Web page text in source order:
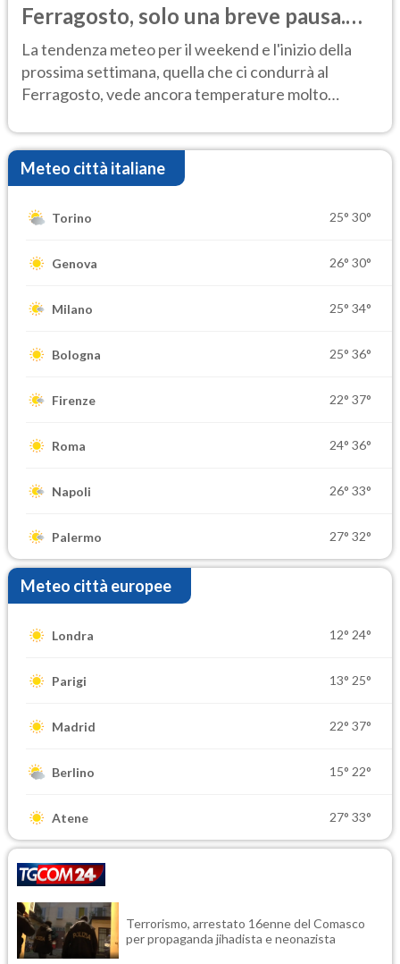
Ferragosto, solo una breve pausa.
Ecco dove
La tendenza meteo per il weekend e l'inizio della
prossima settimana, quella che ci condurrà al
Ferragosto, vede ancora temperature molto
Meteo città italiane
Torino 25° 30°
Genova 26° 30°
Milano 25° 34°
Bologna 25° 36°
Firenze 22° 37°
Roma 24° 36°
Napoli 26° 33°
Palermo 27° 32°
Meteo città europee
Londra 12° 24°
Parigi 13° 25°
Madrid 22° 37°
Berlino 15° 22°
Atene 27° 33°
Terrorismo, arrestato 16enne del Comasco
per propaganda jihadista e neonazista